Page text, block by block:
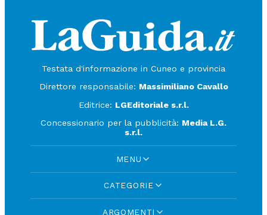
Testata d'informazione in Cuneo e provincia
Direttore responsabile: Massimiliano Cavallo
Editrice: LGEditoriale s.r.l.
Concessionario per la pubblicità: Media L.G.
s.r.l.
MENU
CATEGORIE
ARGOMENTI